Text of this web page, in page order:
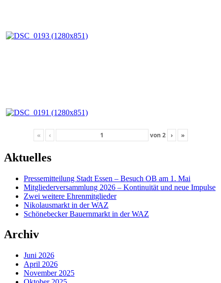
« ‹ von 2 › »
Aktuelles
Pressemitteilung Stadt Essen – Besuch OB am 1. Mai
Mitgliederversammlung 2026 – Kontinuität und neue Impulse
Zwei weitere Ehrenmitglieder
Nikolausmarkt in der WAZ
Schönebecker Bauernmarkt in der WAZ
Archiv
Juni 2026
April 2026
November 2025